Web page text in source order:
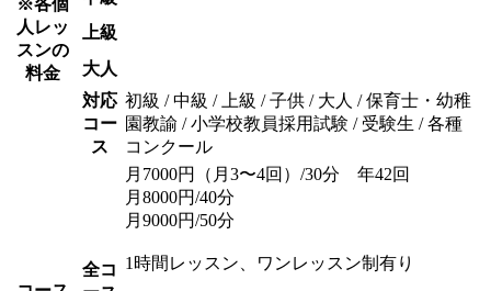
人レッ
スンの
料金
上級
大人
対応
コー
ス
初級 / 中級 / 上級 / 子供 / 大人 / 保育士・幼稚
園教諭 / 小学校教員採用試験 / 受験生 / 各種
コンクール
全コ
月7000円（月3〜4回）/30分 年42回
月8000円/40分
月9000円/50分
1時間レッスン、ワンレッスン制有り